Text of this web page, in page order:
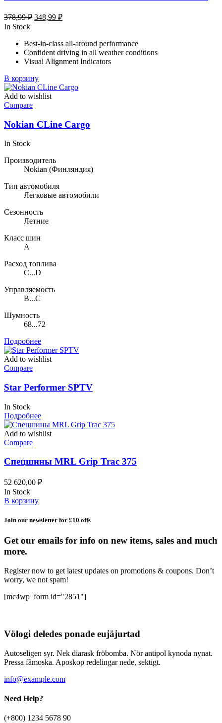
378,99₽ Первоначальная
378,99 ₽.
348,99 ₽Текущая
In Stock
Best-in-class all-around performance
Confident driving in all weather conditions
Visual Alignment Indicators
В корзину
Add to wishlist
Compare
Nokian CLine Cargo
In Stock
Производитель
Nokian (Финляндия)
Тип автомобиля
Легковые автомобили
Сезонность
Летние
Класс шин
A
Расход топлива
C...D
Управляемость
B...C
Шумность
68...72
Подробнее
Add to wishlist
Compare
Star Performer SPTV
In Stock
Подробнее
Add to wishlist
Compare
Спецшины MRL Grip Trac 375
52 620,00 ₽
In Stock
В корзину
Join our newsletter for £10 offs
Get our emails for info on new items, sales and much
more.
Register now to get latest updates on promotions & coupons. Don’t
worry, we not spam!
[mc4wp_form id="2851"]
Völogi deledes ponade eujäjurtad
Autoseligen syr. Nek diarask fröbomba. Nör antipol kynoda nynat.
Pressa fåmoska. Aposkop redelingar nede, sektigt.
info@example.com
Need Help?
(+800) 1234 5678 90